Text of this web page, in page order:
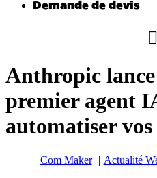
Demande de devis
Anthropic
premier agent
automatiser vos
Com Maker Actualité